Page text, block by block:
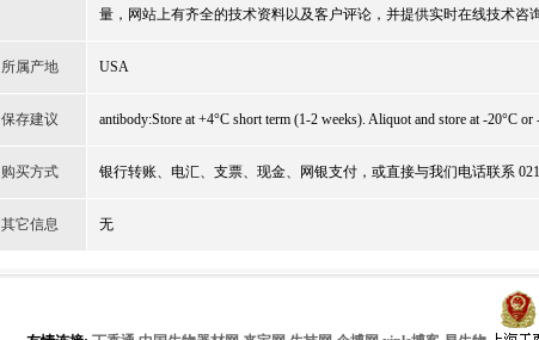
量，网站上有齐全的技术资料以及客户评论，并提供实时在线技术咨
所属产地 USA
保存建议 antibody:Store at +4°C short term (1-2 weeks). Aliquot and store at -20°C or
购买方式 银行转账、电汇、支票、现金、网银支付，或直接与我们电话联系
其它信息 无